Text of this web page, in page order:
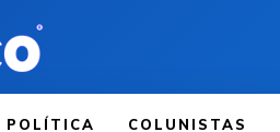
POLÍTICA COLUNISTAS